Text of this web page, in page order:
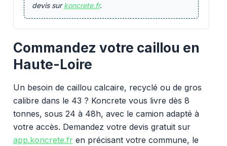
devis surkoncrete.fr.
Commandez votre caillou en
Haute-Loire
Un besoin de caillou calcaire, recyclé ou de gros
calibre dans le 43 ? Koncrete vous livre dès 8
tonnes, sous 24 à 48h, avec le camion adapté à
votre accès. Demandez votre devis gratuit sur
app.koncrete.fren précisant votre commune, le